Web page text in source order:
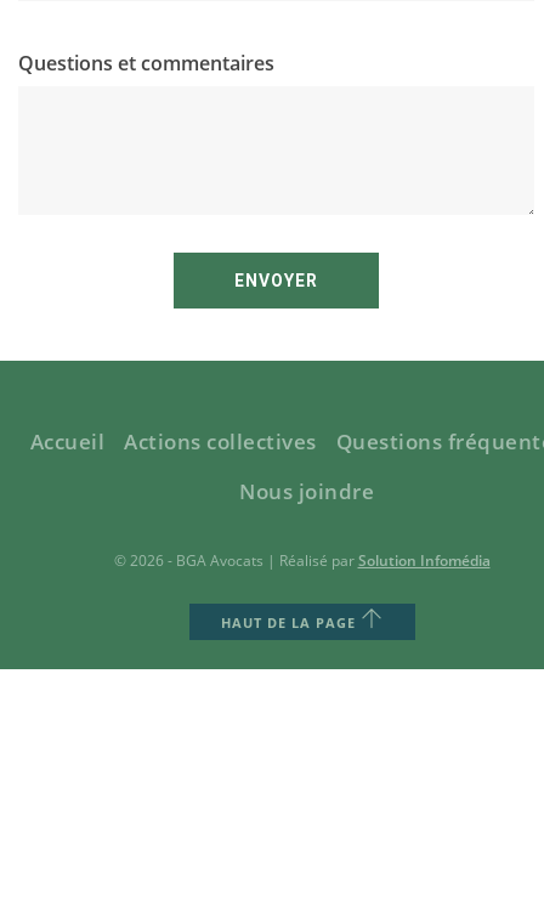
Questions et commentaires
ENVOYER
Accueil Actions collectives
Questions
Nous joindre
© 2026 - BGA Avocats | Réalisé parSolution Infomédia
HAUT DE LA PAGE